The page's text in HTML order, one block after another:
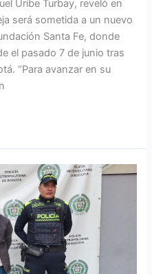
Uribe Turbay, reveló en
será sometida a un nuevo
Santa Fe, donde
el pasado 7 de junio tras
“Para avanzar en su